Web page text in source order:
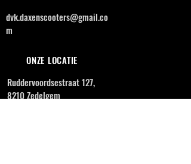
dvk.daxenscooters@gmail.co
m
ONZE LOCATIE
Ruddervoordsestraat 127,
8210 Zedelgem